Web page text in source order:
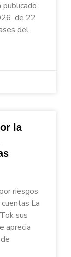
publicado
de 22
del
la
riesgos
La
sus
aprecia